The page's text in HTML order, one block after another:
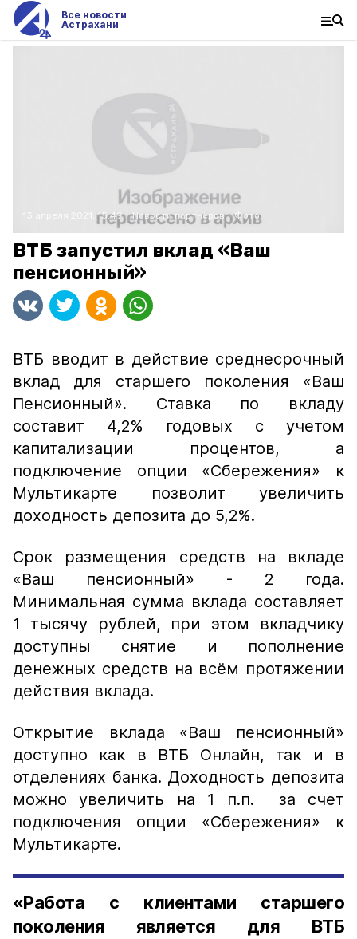
Все новости
Астрахани
13 апреля 2021, 15:49 Новости партнёров Фото:
ВТБ запустил вклад «Ваш
пенсионный»
ВТБ вводит в действие среднесрочный
вклад для старшего поколения «Ваш
Пенсионный». Ставка по вкладу
составит 4,2% годовых с учетом
капитализации процентов, а
подключение опции «Сбережения» к
Мультикарте позволит увеличить
доходность депозита до 5,2%.
Срок размещения средств на вкладе
«Ваш пенсионный» - 2 года.
Минимальная сумма вклада составляет
1 тысячу рублей, при этом вкладчику
доступны снятие и пополнение
денежных средств на всём протяжении
действия вклада.
Открытие вклада «Ваш пенсионный»
доступно как в ВТБ Онлайн, так и в
отделениях банка. Доходность депозита
можно увеличить на 1 п.п. за счет
подключения опции «Сбережения» к
Мультикарте.
«Работа с клиентами старшего
поколения является для ВТБ